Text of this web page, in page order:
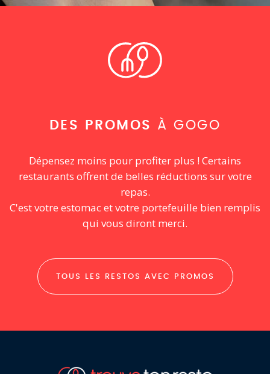
DES PROMOS À GOGO
Dépensez moins pour profiter plus ! Certains
restaurants offrent de belles réductions sur votre
repas.
C'est votre estomac et votre portefeuille bien remplis
qui vous diront merci.
TOUS LES RESTOS AVEC PROMOS